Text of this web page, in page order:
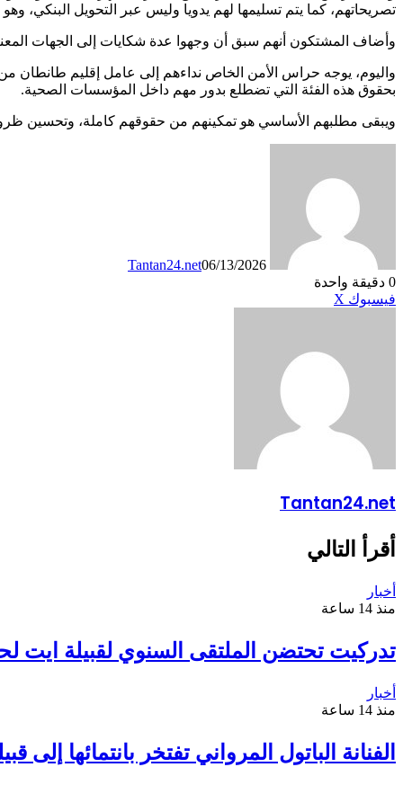
تصريحاتهم، كما يتم تسليمها لهم يدويا وليس عبر التحويل
وأضاف المشتكون أنهم سبق أن وجهوا عدة شكايات إلى الجهات
واليوم، يوجه حراس الأمن الخاص نداءهم إلى عامل إقليم طانطان
بحقوق هذه الفئة التي تضطلع بدور مهم داخل المؤسسات الصحية.
ويبقى مطلبهم الأساسي هو تمكينهم من حقوقهم كاملة، وتحسين
Tantan24.net06/13/2026
0 دقيقة واحدة
فيسبوك X
Tantan24.net
أقرأ التالي
أخبار
منذ 14 ساعة
تدركيت تحتضن الملتقى السنوي لقبيلة ايت
أخبار
منذ 14 ساعة
الفنانة الباتول المرواني تفتخر بانتمائها